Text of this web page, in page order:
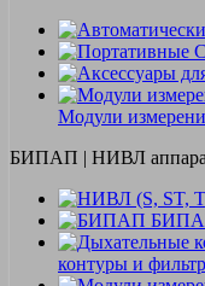
Модули
БИПАП | НИВЛ
контуры и